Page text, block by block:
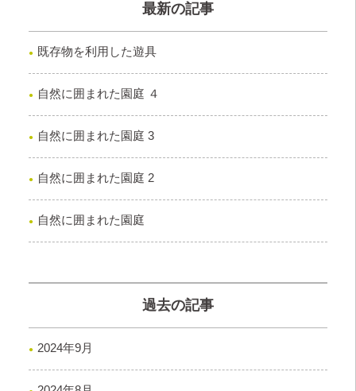
最新の記事
既存物を利用した遊具
自然に囲まれた園庭 ４
自然に囲まれた園庭 3
自然に囲まれた園庭 2
自然に囲まれた園庭
過去の記事
2024年9月